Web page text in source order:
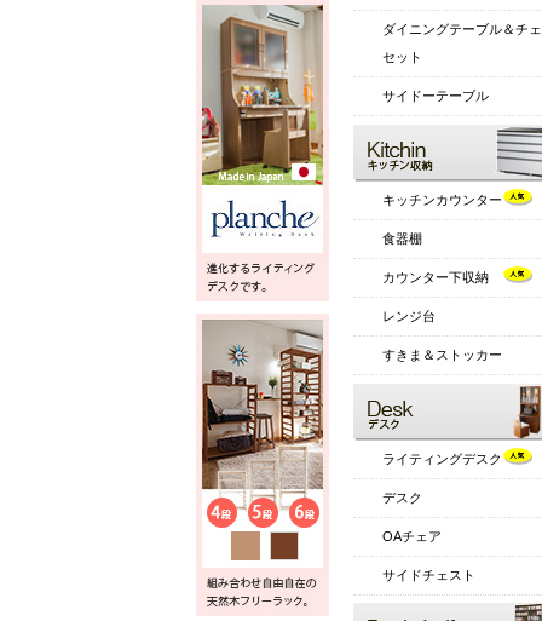
ダイニングテーブル＆チ
セット
サイドーテーブル
キッチンカウンター
食器棚
カウンター下収納
レンジ台
すきま＆ストッカー
ライティングデスク
デスク
OAチェア
サイドチェスト